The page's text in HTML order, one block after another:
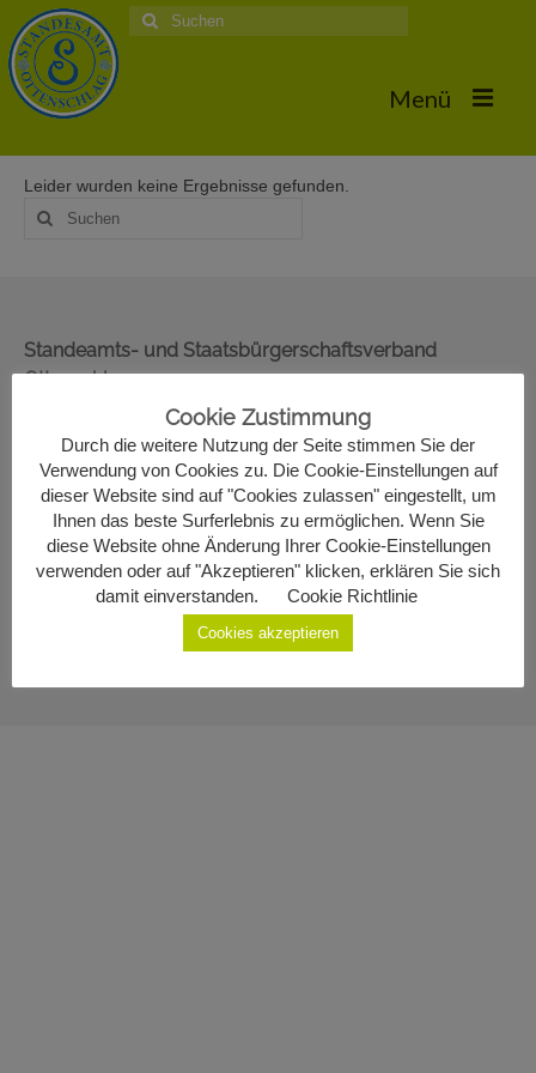
Suche
nach:
Menü
Home
Hochzeiten 2026
Hochzeiten 2024
Hochzeiten 2017
Geburten
Staatsbürgerschaft
Leider wurden keine Ergebnisse gefunden.
Suche
nach:
Standeamts- und Staatsbürgerschaftsverband
Ottenschlag
3631 Ottenschlag
02872/7330-13
standesamt@ottenschlag.eu
Impressum
Datenschutzerklärung
Cookie Zustimmung
Durch die weitere Nutzung der Seite stimmen Sie der
Verwendung von Cookies zu. Die Cookie-Einstellungen auf
dieser Website sind auf "Cookies zulassen" eingestellt, um
Ihnen das beste Surferlebnis zu ermöglichen. Wenn Sie
diese Website ohne Änderung Ihrer Cookie-Einstellungen
verwenden oder auf "Akzeptieren" klicken, erklären Sie sich
damit einverstanden.
Cookie Richtlinie
Cookies akzeptieren